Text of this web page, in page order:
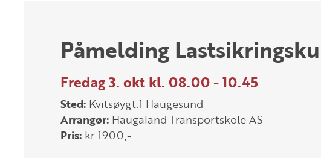
Påmelding
Fredag 3. okt kl. 08.00 - 10.45
Sted: Kvitsøygt.1 Haugesund
Arrangør: Haugaland Transportskole AS
Pris: kr 1900,-